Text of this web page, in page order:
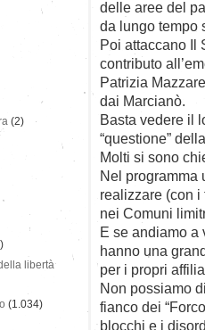
delle aree del
da lungo tempo
Poi attaccano Il
contributo
Patrizia
dai Marcianò.
Basta vedere il
“questione”
Molti si sono
Nel programma
realizzare (con
nei Comuni
E se andiamo a
hanno una
per i propri
Non possiamo
fianco dei
blocchi e i
(2)
libertà
(1.034)